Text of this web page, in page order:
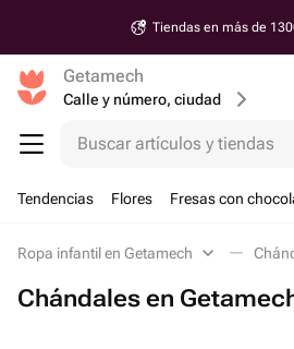
Tiendas en más de
Getamech
Calle y número, ciudad
Buscar artículos y tiendas
Tendencias Flores Fresas con
Ropa infantil en Getamech
Chándales en